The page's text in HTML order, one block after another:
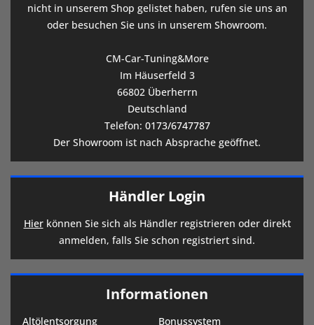
nicht in unserem Shop gelistet haben, rufen sie uns an
oder besuchen Sie uns in unserem Showroom.
CM-Car-Tuning&More
Im Häuserfeld 3
66802 Überherrn
Deutschland
Telefon: 0173/6747787
Der Showroom ist nach Absprache geöffnet.
Händler Login
Hierkönnen Sie sich als Händler registrieren oder direkt
anmelden, falls Sie schon registriert sind.
Informationen
Altölentsorgung
Bonussystem